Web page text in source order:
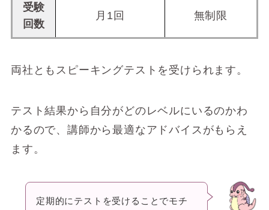
受験
回数
月1回 無制限
両社ともスピーキングテストを受けられます。
テスト結果から自分がどのレベルにいるのかわ
かるので、講師から最適なアドバイスがもらえ
ます。
定期的にテストを受けることでモチ